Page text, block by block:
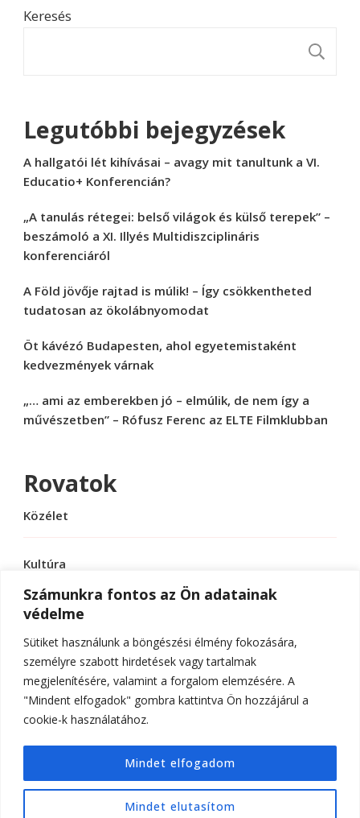
Számunkra fontos az Ön adatainak
védelme
Sütiket használunk a böngészési élmény fokozására,
személyre szabott hirdetések vagy tartalmak
megjelenítésére, valamint a forgalom elemzésére. A
"Mindent elfogadok" gombra kattintva Ön hozzájárul a
cookie-k használatához.
Mindet elutasítom
Mindet elfogadom
Keresés
Legutóbbi bejegyzések
A hallgatói lét kihívásai – avagy mit tanultunk a VI.
Educatio+ Konferencián?
„A tanulás rétegei: belső világok és külső terepek” –
beszámoló a XI. Illyés Multidiszciplináris
konferenciáról
A Föld jövője rajtad is múlik! – Így csökkentheted
tudatosan az ökolábnyomodat
Öt kávézó Budapesten, ahol egyetemistaként
kedvezmények várnak
„… ami az emberekben jó – elmúlik, de nem így a
művészetben” – Rófusz Ferenc az ELTE Filmklubban
Rovatok
Közélet
Kultúra
Sport
Tudomány
© Szerzői jog 2026ELTE Online
fenntartva.Hello Fashion | FejlesztetteBlossom
Themes.Készítette: WordPress